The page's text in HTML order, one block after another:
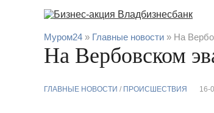
Муром24 » Главные новости » На
На Вербовском
ГЛАВНЫЕ НОВОСТИ / ПРОИСШЕСТВИЯ 16-